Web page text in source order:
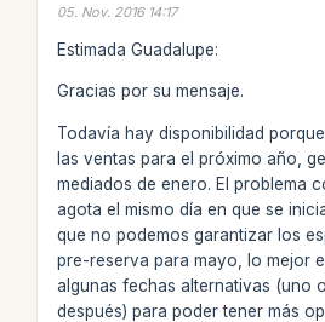
05. Nov. 2016 14:17
Estimada Guadalupe:
Gracias por su mensaje.
Todavía hay disponibilidad
las ventas para el próximo año,
mediados de enero. El problema
agota el mismo día en que se
que no podemos garantizar los
pre-reserva para mayo, lo mejor
algunas fechas alternativas (uno
después) para poder tener más